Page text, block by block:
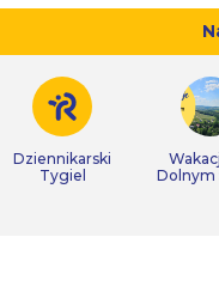
Dziennikarski
Tygiel
Dolnym